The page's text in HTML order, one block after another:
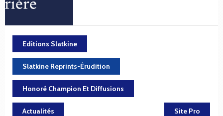
Editions Slatkine
Slatkine Reprints-Érudition
Honoré Champion Et Diffusions
Actualités Site Pro